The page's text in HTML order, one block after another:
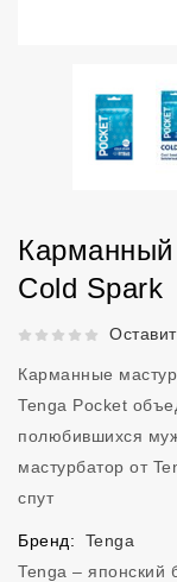
Карманный
Cold Spark
Рейтинг 5 из 5.
Карманные
Tenga Pocket
полюбившихся
мастурбатор от
спут
Бренд:
Tenga
Tenga – японский